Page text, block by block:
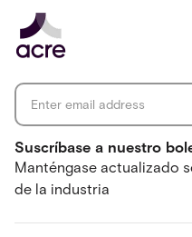
Suscríbase a nuestro
Manténgase actualizado
de la industria